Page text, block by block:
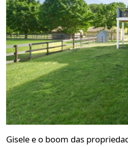
Gisele e o boom das